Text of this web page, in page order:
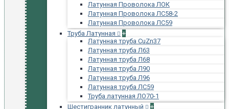
Латунная Проволока ЛОК
Латунная Проволока ЛС58-2
Латунная Проволока ЛС59
Труба Латунная
+
Латунная труба CuZn37
Латунная труба Л63
Латунная труба Л68
Латунная труба Л90
Латунная труба Л96
Латунная труба ЛС59
Труба латунная ЛО70-1
Шестигранник латунный
+